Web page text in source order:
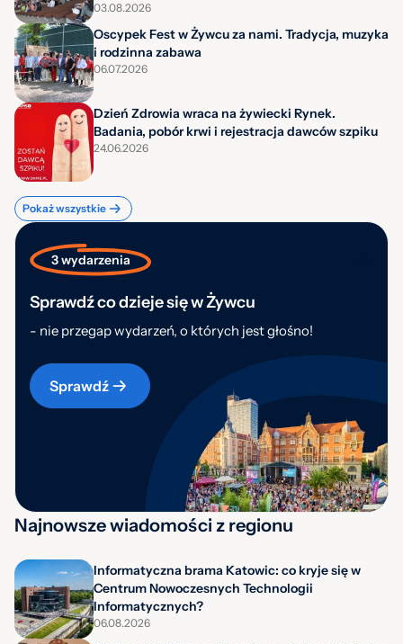
03.08.2026
Oscypek Fest w Żywcu za nami. Tradycja, muzyka
i rodzinna zabawa
06.07.2026
Dzień Zdrowia wraca na żywiecki Rynek.
Badania, pobór krwi i rejestracja dawców szpiku
24.06.2026
Pokaż wszystkie
3 wydarzenia
Sprawdź co dzieje się w Żywcu
- nie przegap wydarzeń, o których jest głośno!
Sprawdź
Najnowsze wiadomości z regionu
Informatyczna brama Katowic: co kryje się w
Centrum Nowoczesnych Technologii
Informatycznych?
06.08.2026